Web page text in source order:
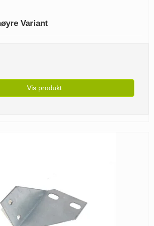
Variant
Vis produkt